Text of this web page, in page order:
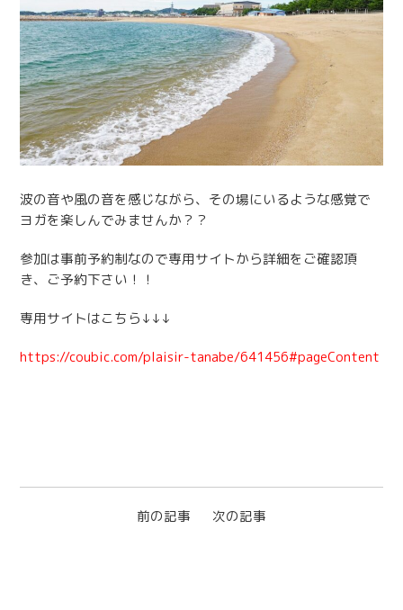
波の音や風の音を感じながら、その場にいるような感覚で
ヨガを楽しんでみませんか？？
参加は事前予約制なので専用サイトから詳細をご確認頂
き、ご予約下さい！！
専用サイトはこちら↓↓↓
https://coubic.com/plaisir-tanabe/641456#pageContent
前の記事 次の記事